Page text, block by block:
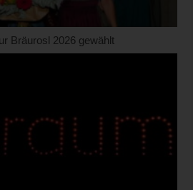
Bräurosl 2026 gewählt